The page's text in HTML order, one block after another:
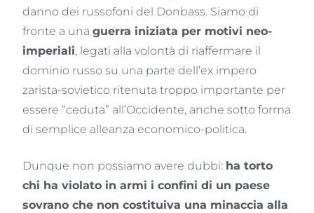
danno dei russofoni del Donbass. Siamo di
fronte a unaguerra iniziata per motivi neo-
imperiali, legati alla volontà di riaffermare il
dominio russo su una parte dell’ex impero
zarista-sovietico ritenuta troppo importante per
essere “ceduta” all’Occidente, anche sotto forma
di semplice alleanza economico-politica.
Dunque non possiamo avere dubbi: ha torto
chi ha violato in armi i confini di un paese
sovrano che non costituiva una minaccia alla